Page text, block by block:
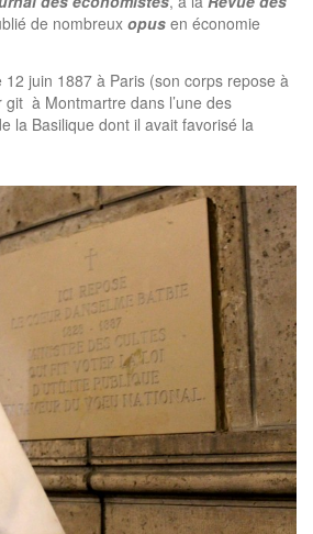
de nombreuxopus en économie
12 juin 1887 à Paris (son corps repose à
à Montmartre dans l’une des
la Basilique dont il avait favorisé la